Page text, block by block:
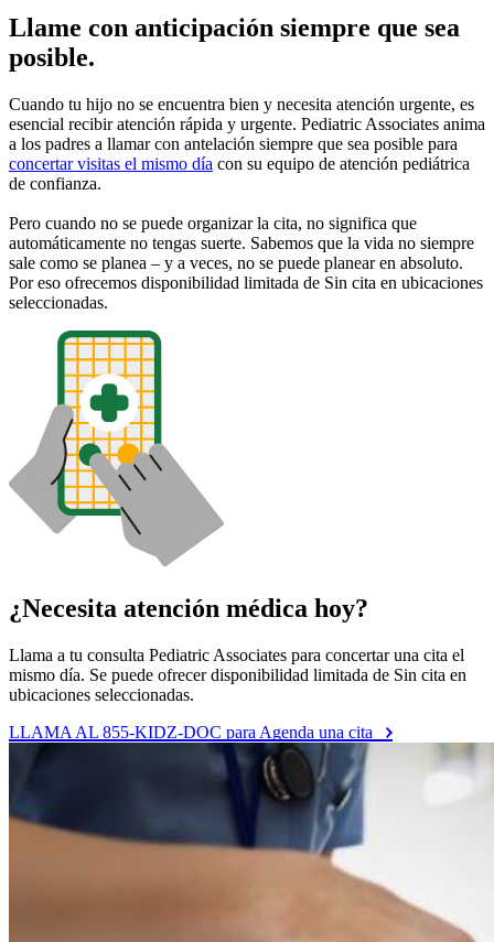
Llame con anticipación siempre que sea
posible.
Cuando tu hijo no se encuentra bien y necesita atención urgente, es
esencial recibir atención rápida y urgente. Pediatric Associates anima
a los padres a llamar con antelación siempre que sea posible para
concertar visitas el mismo día con su equipo de atención pediátrica
de confianza.
Pero cuando no se puede organizar la cita, no significa que
automáticamente no tengas suerte. Sabemos que la vida no siempre
sale como se planea – y a veces, no se puede planear en absoluto.
Por eso ofrecemos disponibilidad limitada de Sin cita en ubicaciones
seleccionadas.
¿Necesita atención médica hoy?
Llama a tu consulta Pediatric Associates para concertar una cita el
mismo día. Se puede ofrecer disponibilidad limitada de Sin cita en
ubicaciones seleccionadas.
LLAMA AL 855-KIDZ-DOC para Agenda una cita